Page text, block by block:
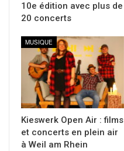
10e édition avec plus de
20 concerts
MUSIQUE
Kieswerk Open Air : films
et concerts en plein air
à Weil am Rhein